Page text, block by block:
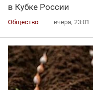
в Кубке России
Общество вчера, 23:01